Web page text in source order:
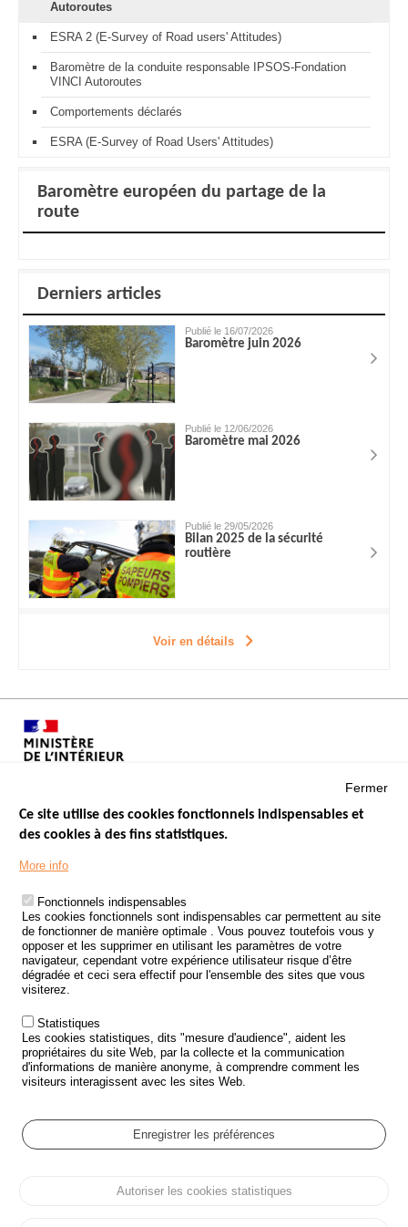
Autoroutes
ESRA 2 (E-Survey of Road users' Attitudes)
Baromètre de la conduite responsable IPSOS-Fondation
VINCI Autoroutes
Comportements déclarés
ESRA (E-Survey of Road Users' Attitudes)
Baromètre européen du partage de la
route
Derniers articles
Publié le 16/07/2026
Baromètre juin 2026
Publié le 12/06/2026
Baromètre mai 2026
Publié le 29/05/2026
Bilan 2025 de la sécurité
routière
Voir en détails
Menu
Footer
LES SITES PUBLICS
ÉTAT DE L’INSÉCURITÉ ROUTIÈRE
TRAITEMENT DES DONNÉES PERSONNELLES DES ACCIDENTS DE
LA ROUTE
ETUDES ET RECHERCHES
APPEL À PROJETS
POLITIQUE DE SÉCURITÉ ROUTIÈRE
Outils
AGENDA
GLOSSAIRE
Cookie settings
Protection des données personnelles et Cookies
Fermer
Ce site utilise des cookies fonctionnels indispensables et
des cookies à des fins statistiques.
More info
Fonctionnels indispensables
Les cookies fonctionnels sont indispensables car permettent au site
de fonctionner de manière optimale . Vous pouvez toutefois vous y
opposer et les supprimer en utilisant les paramètres de votre
navigateur, cependant votre expérience utilisateur risque d’être
dégradée et ceci sera effectif pour l'ensemble des sites que vous
visiterez.
Statistiques
Les cookies statistiques, dits "mesure d'audience", aident les
propriétaires du site Web, par la collecte et la communication
d'informations de manière anonyme, à comprendre comment les
visiteurs interagissent avec les sites Web.
Enregistrer les préférences
Autoriser les cookies statistiques